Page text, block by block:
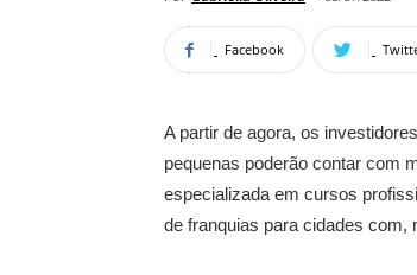
Facebook
A partir de agora, os
pequenas poderão contar com
especializada em cursos
de franquias para cidades com,